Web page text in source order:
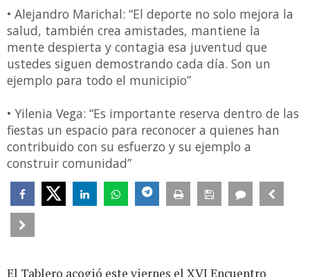
• Alejandro Marichal: “El deporte no solo mejora la
salud, también crea amistades, mantiene la
mente despierta y contagia esa juventud que
ustedes siguen demostrando cada día. Son un
ejemplo para todo el municipio”
• Yilenia Vega: “Es importante reserva dentro de las
fiestas un espacio para reconocer a quienes han
contribuido con su esfuerzo y su ejemplo a
construir comunidad”
El Tablero acogió este viernes el XVI Encuentro